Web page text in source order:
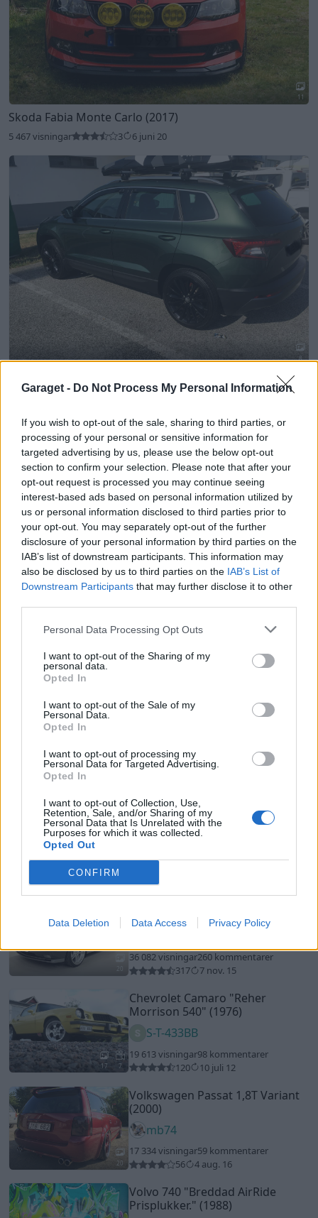
Garaget - Do Not Process My Personal Information
If you wish to opt-out of the sale, sharing to third parties, or
processing of your personal or sensitive information for
targeted advertising by us, please use the below opt-out
section to confirm your selection. Please note that after your
opt-out request is processed you may continue seeing
interest-based ads based on personal information utilized by
us or personal information disclosed to third parties prior to
your opt-out. You may separately opt-out of the further
disclosure of your personal information by third parties on the
IAB’s list of downstream participants. This information may
also be disclosed by us to third parties on the IAB’s List of
Downstream Participants that may further disclose it to other
Personal Data Processing Opt Outs
I want to opt-out of the Sharing of my
personal data.
Opted In
I want to opt-out of the Sale of my
Personal Data.
Opted In
I want to opt-out of processing my
Personal Data for Targeted Advertising.
Opted In
I want to opt-out of Collection, Use,
Retention, Sale, and/or Sharing of my
Personal Data that Is Unrelated with the
Purposes for which it was collected.
Opted Out
CONFIRM
Data Deletion Data Access Privacy Policy
11
Skoda Fabia Monte Carlo (2017)
5 467 visningar 3 6 juni 20
8
3 415 visningar
Volkswagen Polo"Pyret"(1994)
2 989 visningar 2 6 juni 20
Rekommenderade bilar
Chevrolet Chevelle SS (1971)
18 126 visningar 81 kommentarer
114
15 juni 16
20
Chevrolet Camaro Z28 RS
LS-6 5-speed"(1970)
Wargen
18 994 visningar28 kommentarer
BMW M5 E34 3,8 Nurburgring.
36 082 visningar260 kommentarer
317
7 nov. 15
17 7
Chevrolet Camaro "Reher
Morrison 540" (1976)
S-T-433BB
19 613 visningar98 kommentarer
120
10 juli 12
20
Volkswagen Passat 1,8T Variant
(2000)
mb74
17 334 visningar59 kommentarer
56
4 aug. 16
Volvo 740 "Breddad AirRide
Prisplukker." (1988)